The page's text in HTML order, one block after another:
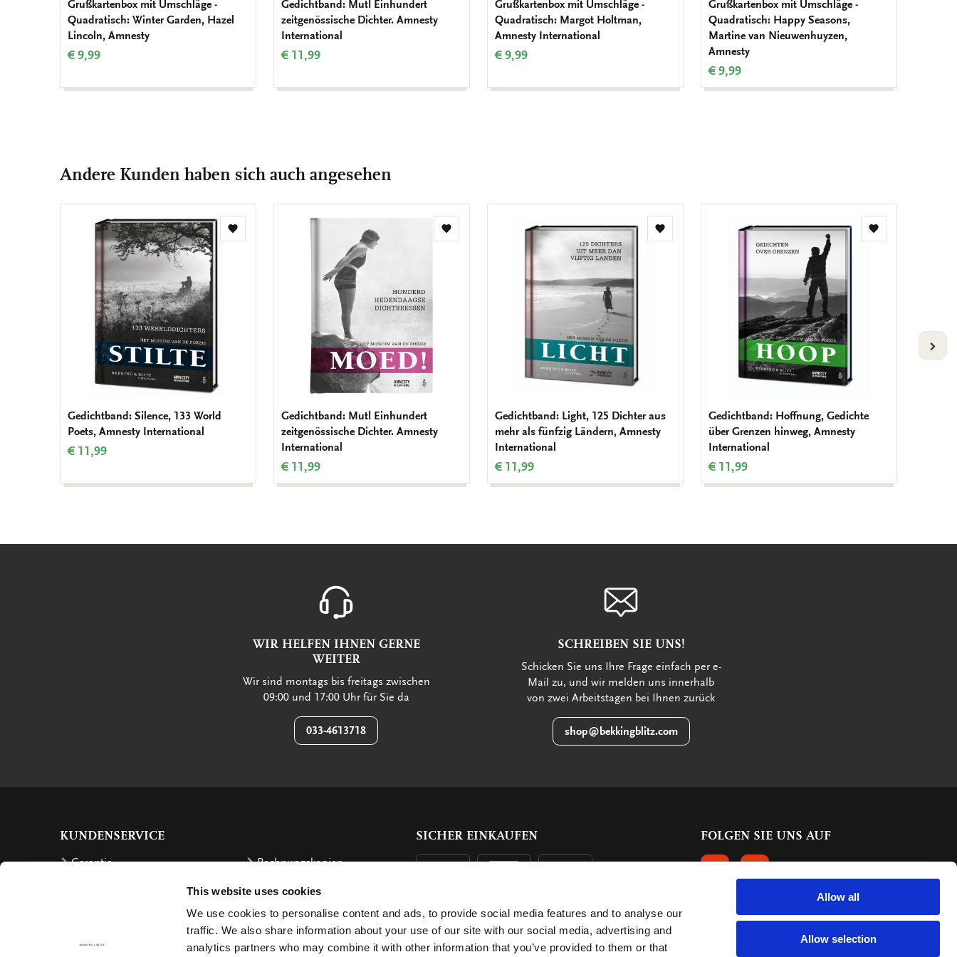
This website uses cookies
We use cookies to personalise content and ads, to provide social media features and to analyse our
traffic. We also share information about your use of our site with our social media, advertising and
analytics partners who may combine it with other information that you’ve provided to them or that
Allow all
Allow selection
Grußkartenbox mit Umschläge -
Quadratisch: Winter Garden, Hazel
Lincoln, Amnesty
€ 9,99
Gedichtband: Mut! Einhundert
zeitgenössische Dichter. Amnesty
International
€ 11,99
Grußkartenbox mit Umschläge -
Quadratisch: Margot Holtman,
Amnesty International
€ 9,99
Grußkartenbox mit Umschläge -
Quadratisch: Happy Seasons,
Martine van Nieuwenhuyzen,
Amnesty
€ 9,99
Andere Kunden haben sich auch angesehen
Zur
Gedichtband: Silence, 133 World
Poets, Amnesty International
€ 11,99
Zur
Gedichtband: Mut! Einhundert
zeitgenössische Dichter. Amnesty
International
€ 11,99
Zur
Gedichtband: Light, 125 Dichter aus
mehr als fünfzig Ländern, Amnesty
International
€ 11,99
Zur
Gedichtband: Hoffnung, Gedichte
über Grenzen hinweg, Amnesty
International
€ 11,99
WIR HELFEN IHNEN GERNE
WEITER
Wir sind montags bis freitags zwischen
09:00 und 17:00 Uhr für Sie da
033-4613718
SCHREIBEN SIE UNS!
Schicken Sie uns Ihre Frage einfach per e-
Mail zu, und wir melden uns innerhalb
von zwei Arbeitstagen bei Ihnen zurück
shop@bekkingblitz.com
KUNDENSERVICE
Garantie
Rechnungskopien
Rückzahlung
Beschwerden
Stornierung
Contact
SICHER EINKAUFEN FOLGEN SIE UNS AUF
FOLGEN SIE UNS AUF FACEBOOK
FOLGEN SIE UNS AUF INSTAGRAM
KUNDENBEWERTUNGEN